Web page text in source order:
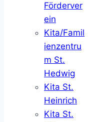
Förderver
ein
Kita/Famil
ienzentru
m St.
Hedwig
Kita St.
Heinrich
Kita St.